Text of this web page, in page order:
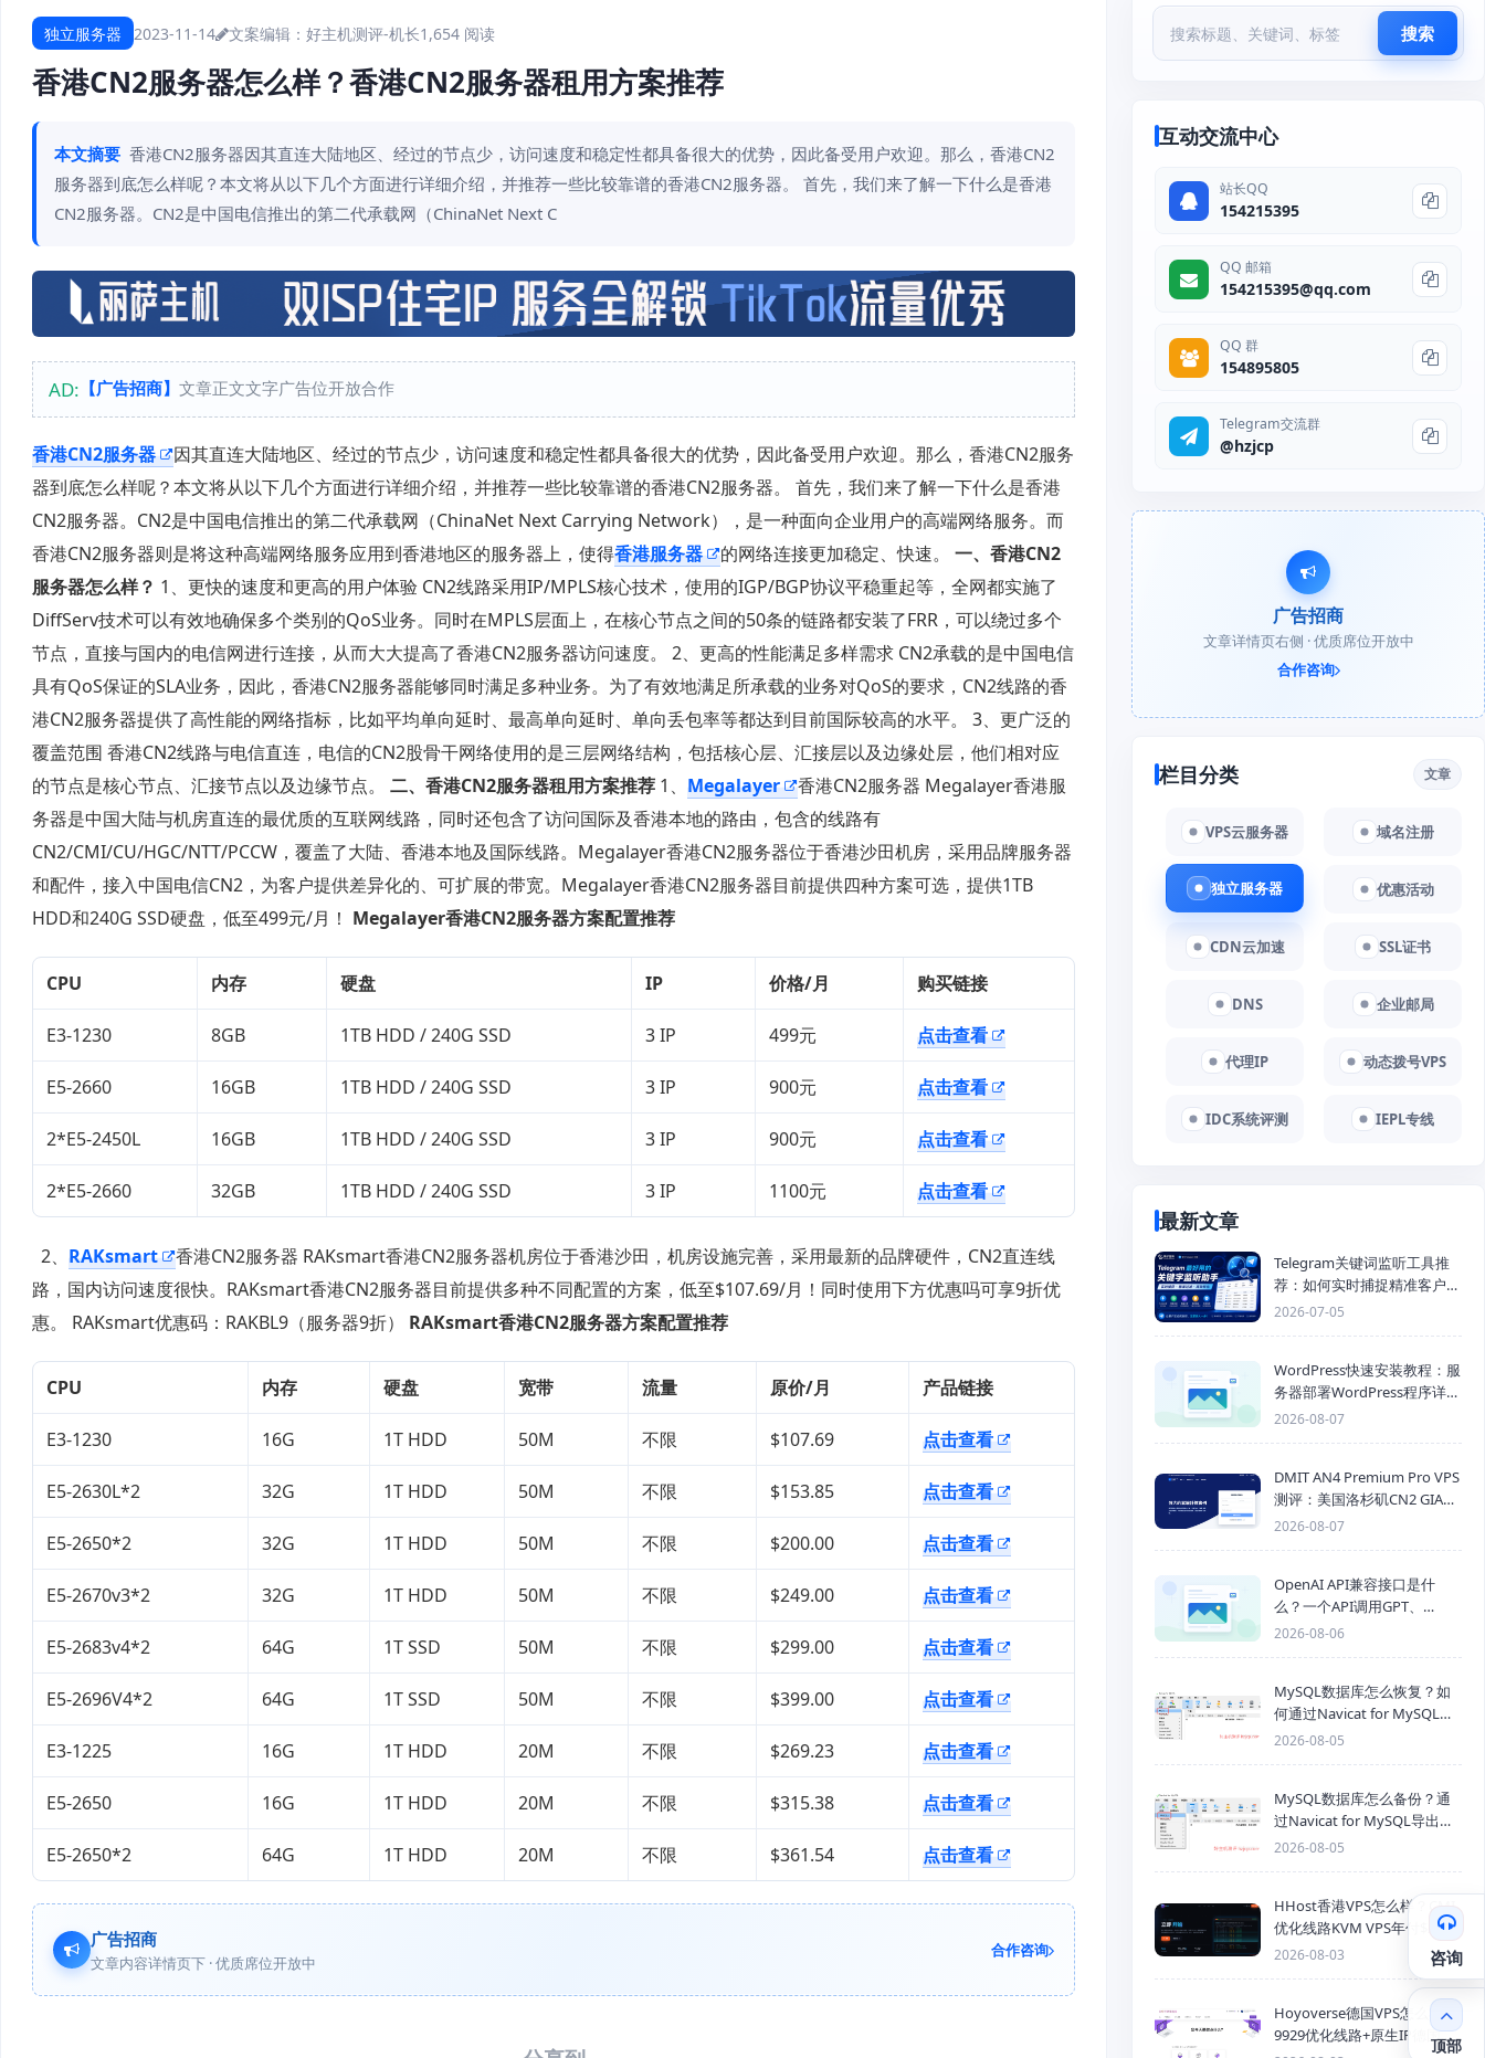
独立服务器 2023-11-14 文案编辑：好主机测评-机长1,654 阅读
香港CN2服务器怎么样？香港CN2服务器租用方案推荐
本文摘要 香港CN2服务器因其直连大陆地区、经过的节点少，访问速度和稳定性都具备很大的优势，因此备受用户欢迎。那么，香港CN2
服务器到底怎么样呢？本文将从以下几个方面进行详细介绍，并推荐一些比较靠谱的香港CN2服务器。 首先，我们来了解一下什么是香港
CN2服务器。CN2是中国电信推出的第二代承载网（ChinaNet Next C
AD: 【广告招商】 文章正文文字广告位开放合作
香港CN2服务器
因其直连大陆地区、经过的节点少，访问速度和稳定性都具备很大的优势，因此备受用户欢迎。那么，香港CN2服务
器到底怎么样呢？本文将从以下几个方面进行详细介绍，并推荐一些比较靠谱的香港CN2服务器。 首先，我们来了解一下什么是香港
CN2服务器。CN2是中国电信推出的第二代承载网（ChinaNet Next Carrying Network），是一种面向企业用户的高端网络服务。而
香港CN2服务器则是将这种高端网络服务应用到香港地区的服务器上，使得香港服务器 的网络连接更加稳定、快速。 一、香港CN2
服务器怎么样？ 1、更快的速度和更高的用户体验 CN2线路采用IP/MPLS核心技术，使用的IGP/BGP协议平稳重起等，全网都实施了
DiffServ技术可以有效地确保多个类别的QoS业务。同时在MPLS层面上，在核心节点之间的50条的链路都安装了FRR，可以绕过多个
节点，直接与国内的电信网进行连接，从而大大提高了香港CN2服务器访问速度。 2、更高的性能满足多样需求 CN2承载的是中国电信
具有QoS保证的SLA业务，因此，香港CN2服务器能够同时满足多种业务。为了有效地满足所承载的业务对QoS的要求，CN2线路的香
港CN2服务器提供了高性能的网络指标，比如平均单向延时、最高单向延时、单向丢包率等都达到目前国际较高的水平。 3、更广泛的
覆盖范围 香港CN2线路与电信直连，电信的CN2股骨干网络使用的是三层网络结构，包括核心层、汇接层以及边缘处层，他们相对应
的节点是核心节点、汇接节点以及边缘节点。 二、 香港CN2服务器租用方案推荐 1、 Megalayer
香港CN2服务器 Megalayer香港服
务器是中国大陆与机房直连的最优质的互联网线路，同时还包含了访问国际及香港本地的路由，包含的线路有
CN2/CMI/CU/HGC/NTT/PCCW，覆盖了大陆、香港本地及国际线路。Megalayer香港CN2服务器位于香港沙田机房，采用品牌服务器
和配件，接入中国电信CN2，为客户提供差异化的、可扩展的带宽。Megalayer香港CN2服务器目前提供四种方案可选，提供1TB
HDD和240G SSD硬盘，低至499元/月！ Megalayer香港CN2服务器方案配置推荐
CPU 内存 硬盘 IP 价格/月 购买链接
E3-1230 8GB 1TB HDD / 240G SSD 3 IP 499元 点击查看
E5-2660 16GB 1TB HDD / 240G SSD 3 IP 900元 点击查看
2*E5-2450L 16GB 1TB HDD / 240G SSD 3 IP 900元 点击查看
2*E5-2660 32GB 1TB HDD / 240G SSD 3 IP 1100元 点击查看
2、 RAKsmart
香港CN2服务器 RAKsmart香港CN2服务器机房位于香港沙田，机房设施完善，采用最新的品牌硬件，CN2直连线
路，国内访问速度很快。RAKsmart香港CN2服务器目前提供多种不同配置的方案，低至$107.69/月！同时使用下方优惠吗可享9折优
惠。 RAKsmart优惠码： RAKBL9 （服务器9折） RAKsmart香港CN2服务器方案配置推荐
CPU 内存 硬盘 宽带 流量 原价/月 产品链接
E3-1230 16G 1T HDD 50M 不限 $107.69 点击查看
E5-2630L*2 32G 1T HDD 50M 不限 $153.85 点击查看
E5-2650*2 32G 1T HDD 50M 不限 $200.00 点击查看
E5-2670v3*2 32G 1T HDD 50M 不限 $249.00 点击查看
E5-2683v4*2 64G 1T SSD 50M 不限 $299.00 点击查看
E5-2696V4*2 64G 1T SSD 50M 不限 $399.00 点击查看
E3-1225 16G 1T HDD 20M 不限 $269.23 点击查看
E5-2650 16G 1T HDD 20M 不限 $315.38 点击查看
E5-2650*2 64G 1T HDD 20M 不限 $361.54 点击查看
广告招商
文章内容详情页下 · 优质席位开放中
合作咨询
搜索
互动交流中心
站长QQ
154215395
QQ 邮箱
154215395@qq.com
QQ 群
154895805
Telegram交流群
@hzjcp
广告招商
文章详情页右侧 · 优质席位开放中
合作咨询
栏目分类 文章
VPS云服务器 域名注册
独立服务器 优惠活动
CDN云加速 SSL证书
DNS 企业邮局
代理IP 动态拨号VPS
IDC系统评测 IEPL专线
最新文章
Telegram关键词监听工具推
荐：如何实时捕捉精准客户，
提高获客效率？
2026-07-05
WordPress快速安装教程：服
务器部署WordPress程序详细
步骤
2026-08-07
DMIT AN4 Premium Pro VPS
测评：美国洛杉矶CN2 GIA三
网优化线路性能测试
2026-08-07
OpenAI API兼容接口是什
么？一个API调用GPT、
Claude、Gemini、DeepSeek
2026-08-06
MySQL数据库怎么恢复？如
何通过Navicat for MySQL导
入SQL备份文件
2026-08-05
MySQL数据库怎么备份？通
过Navicat for MySQL导出
Mysql数据库为SQL格式备份
2026-08-05
HHost香港VPS怎么样？CMI
优化线路KVM VPS年付$25
起，4GB内存优惠套餐
2026-08-03
Hoyoverse德国VPS怎么样？
9929优化线路+原生IP德国
咨询
顶部